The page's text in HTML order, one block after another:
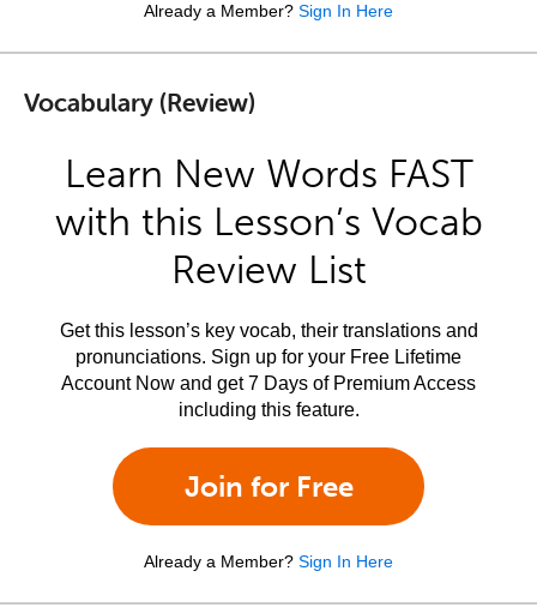
Already a Member? Sign In Here
Vocabulary (Review)
Learn New Words FAST
with this Lesson’s Vocab
Review List
Get this lesson’s key vocab, their translations and
pronunciations. Sign up for your Free Lifetime
Account Now and get 7 Days of Premium Access
including this feature.
Join for Free
Already a Member? Sign In Here